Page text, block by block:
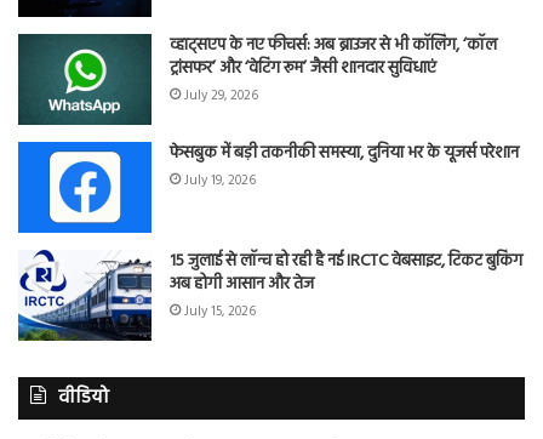
व्हाट्सएप के नए फीचर्स: अब ब्राउजर से भी कॉलिंग, ‘कॉल
ट्रांसफर’ और ‘वेटिंग रूम’ जैसी शानदार सुविधाएं
July 29, 2026
फेसबुक में बड़ी तकनीकी समस्या, दुनिया भर के यूजर्स परेशान
July 19, 2026
15 जुलाई से लॉन्च हो रही है नई IRCTC वेबसाइट, टिकट बुकिंग
अब होगी आसान और तेज
July 15, 2026
वीडियो